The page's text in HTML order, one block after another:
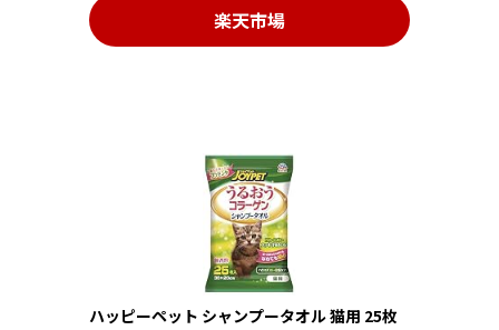
楽天市場
ハッピーペット シャンプータオル 猫用 25枚